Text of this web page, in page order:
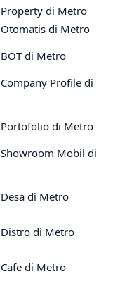
di Metro
di Metro
di Metro
Profile di
di Metro
Mobil di
di Metro
di Metro
di Metro